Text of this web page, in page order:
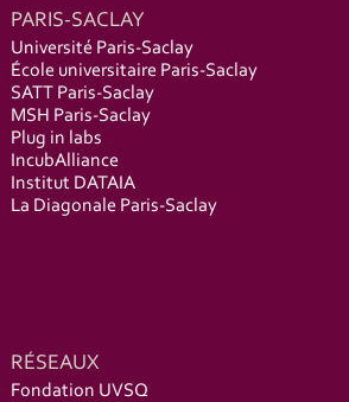
PARIS-SACLAY
Université Paris-Saclay
École universitaire Paris-Saclay
SATT Paris-Saclay
MSH Paris-Saclay
Plug in labs
IncubAlliance
Institut DATAIA
La Diagonale Paris-Saclay
RÉSEAUX
Fondation UVSQ